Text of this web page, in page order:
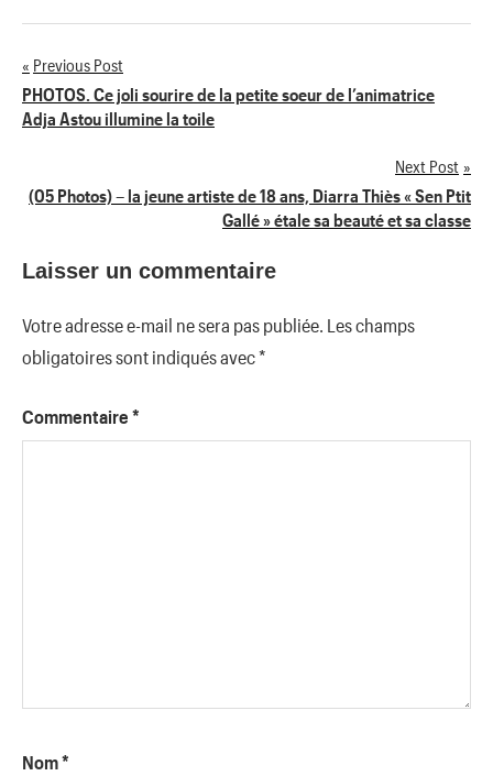
Navigation
de
Previous Post
PHOTOS. Ce joli sourire de la petite soeur de l’animatrice
Adja Astou illumine la toile
Next Post
(05 Photos) – la jeune artiste de 18 ans, Diarra Thiès « Sen Ptit
Gallé » étale sa beauté et sa classe
Laisser un commentaire
Votre adresse e-mail ne sera pas publiée. Les champs
obligatoires sont indiqués avec*
Commentaire *
Nom*